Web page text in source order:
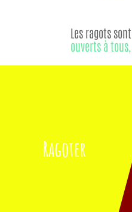
Ragoter
Les ragots
ouverts à